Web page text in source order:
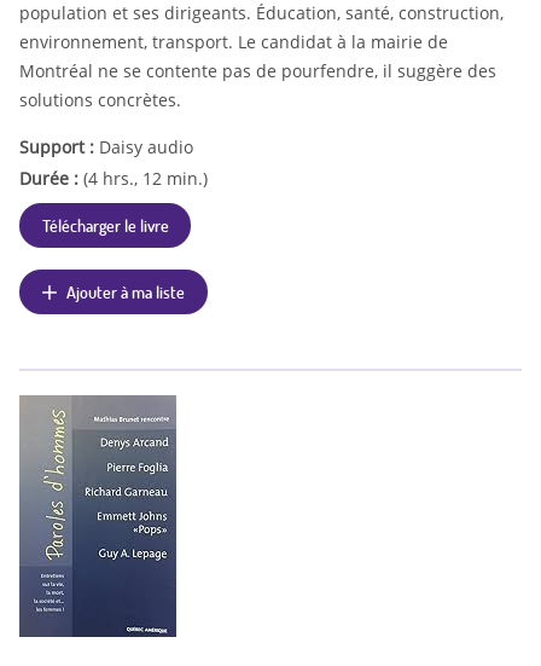
population et ses dirigeants. Éducation, santé, construction,
environnement, transport. Le candidat à la mairie de
Montréal ne se contente pas de pourfendre, il suggère des
solutions concrètes.
Support : Daisy audio
Durée : (4 hrs., 12 min.)
Télécharger le livre
Ajouter à ma liste